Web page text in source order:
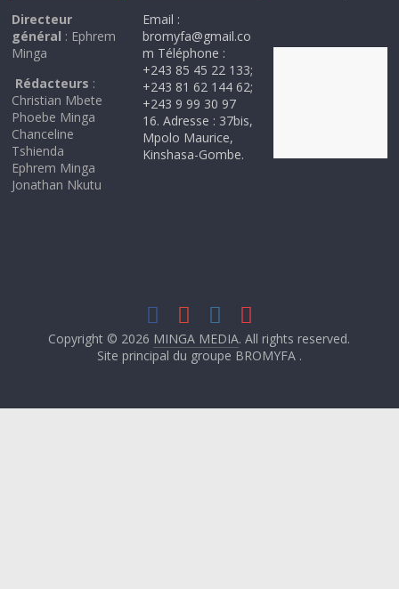
Directeur
général : Ephrem
Minga
Rédacteurs :
Christian Mbete
Phoebe Minga
Chanceline
Tshienda
Ephrem Minga
Jonathan Nkutu
Email :
bromyfa@gmail.co
m Téléphone :
+243 85 45 22 133;
+243 81 62 144 62;
+243 9 99 30 97
16. Adresse : 37bis,
Mpolo Maurice,
Kinshasa-Gombe.
Copyright © 2026 MINGA MEDIA. All rights reserved.
Site principal du groupe BROMYFA .